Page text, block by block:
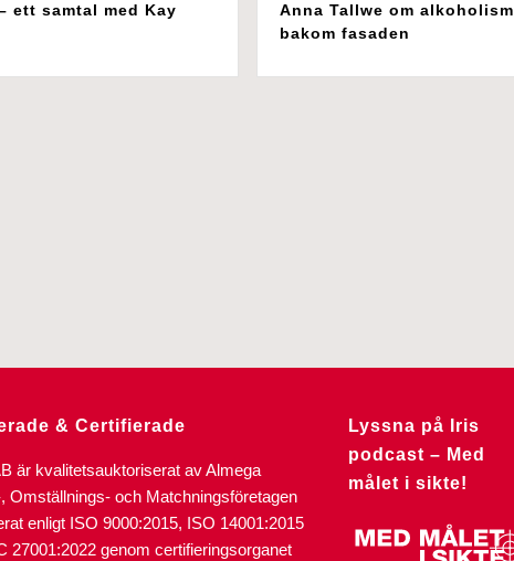
ett samtal med Kay
Anna Tallwe om alkoholism
bakom fasaden
& Certifierade
är kvalitetsauktoriserat av Almega
Omställnings- och Matchningsföretagen
enligt ISO 9000:2015, ISO 14001:2015
27001:2022 genom certifieringsorganet
Lyssna på Iris
podcast – Med
målet i sikte!